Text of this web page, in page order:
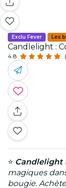
Exclu Fever Les
Candlelight :
4.8
⭐ Candlelight
magiques
bougie.